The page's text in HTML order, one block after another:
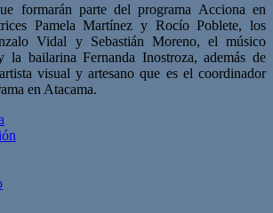
formarán parte del programa Acciona en
Pamela Martínez y Rocío Poblete, los
Vidal y Sebastián Moreno, el músico
la bailarina Fernanda Inostroza, además de
visual y artesano que es el coordinador
en Atacama.